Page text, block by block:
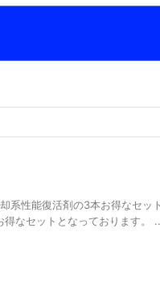
系性能復活剤の3本お得なセッ
なセットとなっております。